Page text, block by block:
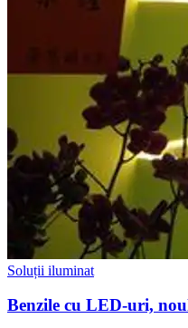
Soluții iluminat
Benzile cu LED-uri,